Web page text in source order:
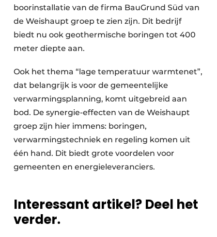
boorinstallatie van de firma BauGrund Süd van
de Weishaupt groep te zien zijn. Dit bedrijf
biedt nu ook geothermische boringen tot 400
meter diepte aan.
Ook het thema “lage temperatuur warmtenet”,
dat belangrijk is voor de gemeentelijke
verwarmingsplanning, komt uitgebreid aan
bod. De synergie-effecten van de Weishaupt
groep zijn hier immens: boringen,
verwarmingstechniek en regeling komen uit
één hand. Dit biedt grote voordelen voor
gemeenten en energieleveranciers.
Interessant artikel? Deel het
verder.